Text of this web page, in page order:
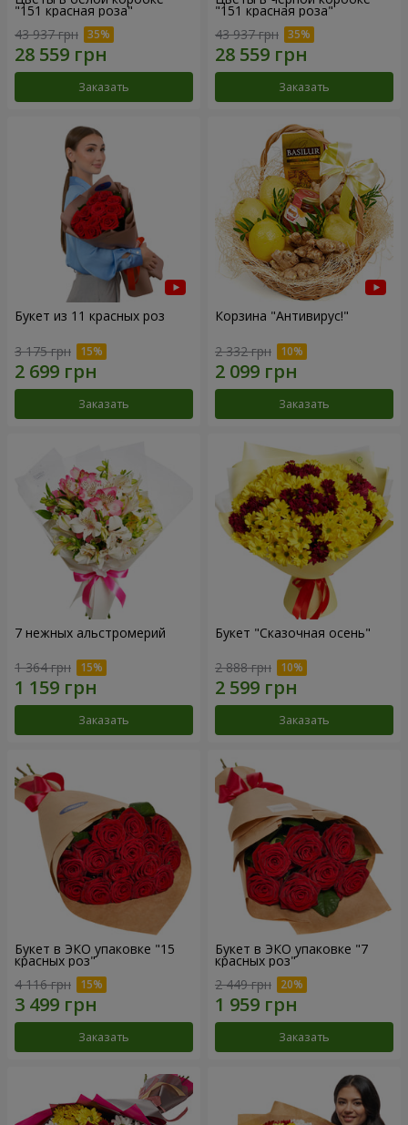
"151 красная роза"
43 937 грн
Заказать
"151 красная роза"
43 937 грн
Заказать
Букет из 11 красных роз
3 175 грн
Заказать
Корзина "Антивирус!"
2 332 грн
Заказать
7 нежных альстромерий
1 364 грн
Заказать
Букет "Сказочная осень"
2 888 грн
Заказать
Букет в ЭКО упаковке "15
красных роз"
4 116 грн
Заказать
Букет в ЭКО упаковке "7
красных роз"
2 449 грн
Заказать